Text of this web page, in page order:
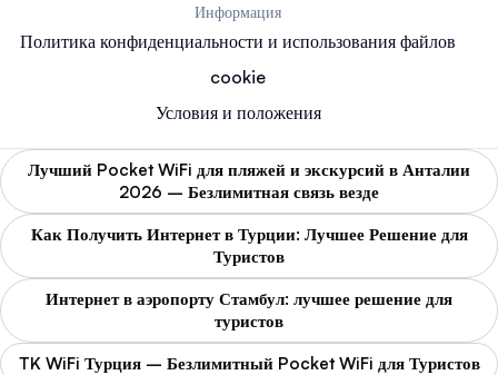
Информация
Политика конфиденциальности и использования файлов
cookie
Условия и положения
Лучший Pocket WiFi для пляжей и экскурсий в Анталии
2026 – Безлимитная связь везде
Как Получить Интернет в Турции: Лучшее Решение для
Туристов
Интернет в аэропорту Стамбул: лучшее решение для
туристов
TK WiFi Турция – Безлимитный Pocket WiFi для Туристов